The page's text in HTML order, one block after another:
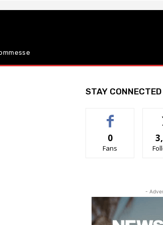
STAY CONNECTED
0
Fans
-